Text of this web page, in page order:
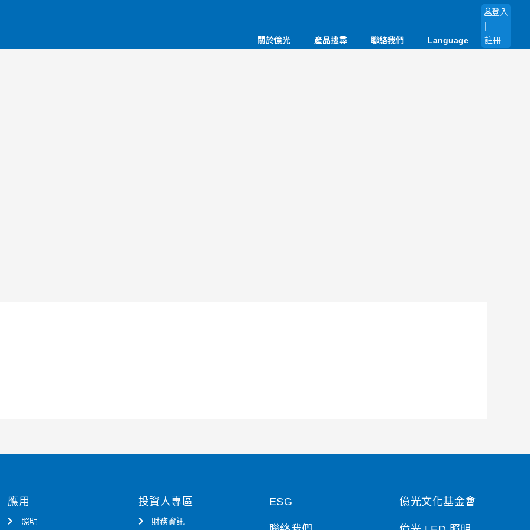
關於億光 產品搜尋 聯絡我們 Language
登入
|
註冊
應用
照明
投資人專區
財務資訊
ESG 億光文化基金會